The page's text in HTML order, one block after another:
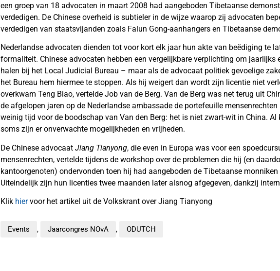
een groep van 18 advocaten in maart 2008 had aangeboden Tibetaanse
verdedigen. De Chinese overheid is subtieler in de wijze waarop zij advocaten
verdedigen van staatsvijanden zoals Falun Gong-aanhangers en Tibetaanse
Nederlandse advocaten dienden tot voor kort elk jaar hun akte van beëdiging te
formaliteit. Chinese advocaten hebben een vergelijkbare verplichting om jaarlijks
halen bij het Local Judicial Bureau – maar als de advocaat politiek gevoelige
het Bureau hem hiermee te stoppen. Als hij weigert dan wordt zijn licentie niet
overkwam Teng Biao, vertelde Job van de Berg. Van de Berg was net terug uit
de afgelopen jaren op de Nederlandse ambassade de portefeuille mensenrechten
weinig tijd voor de boodschap van Van den Berg: het is niet zwart-wit in China. Al
soms zijn er onverwachte mogelijkheden en vrijheden.
De Chinese advocaat Jiang Tianyong, die even in Europa was voor een
mensenrechten, vertelde tijdens de workshop over de problemen die hij (en
kantoorgenoten) ondervonden toen hij had aangeboden de Tibetaanse monniken
Uiteindelijk zijn hun licenties twee maanden later alsnog afgegeven, dankzij
Klik hiervoor het artikel uit de Volkskrant over Jiang Tianyong
Events , Jaarcongres NOvA , ODUTCH